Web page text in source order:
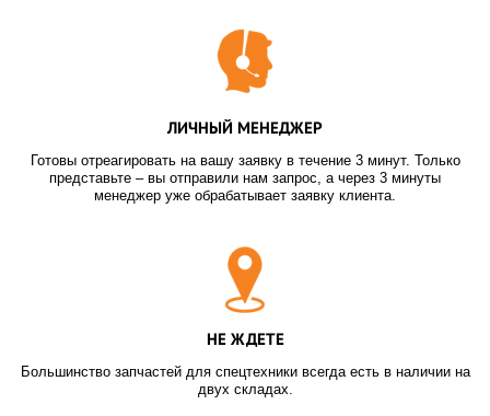
ЛИЧНЫЙ МЕНЕДЖЕР
Готовы отреагировать на вашу заявку в течение 3 минут. Только
представьте – вы отправили нам запрос, а через 3 минуты
менеджер уже обрабатывает заявку клиента.
НЕ ЖДЕТЕ
Большинство запчастей для спецтехники всегда есть в наличии на
двух складах.